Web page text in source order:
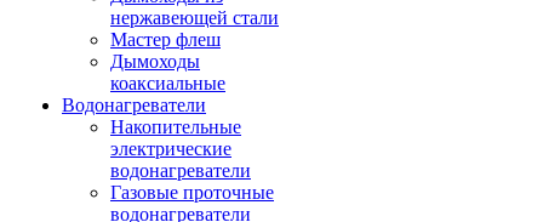
нержавеющей стали
Мастер флеш
Дымоходы
коаксиальные
Водонагреватели
Накопительные
электрические
водонагреватели
Газовые проточные
водонагреватели